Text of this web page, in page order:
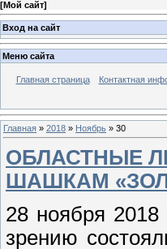
[Мой сайт]
Вход на сайт
Меню сайта
Главная страница Контактная
Главная » 2018 » Ноябрь » 30
ОБЛАСТНЫЕ
ШАШКАМ
28 ноября
зрению